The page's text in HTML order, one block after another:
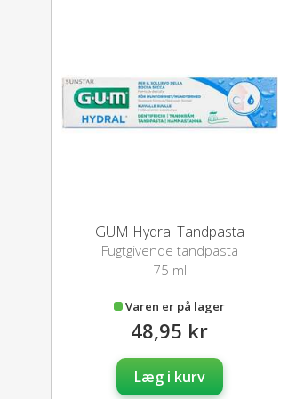
GUM Hydral Tandpasta
Fugtgivende tandpasta
75 ml
Varen er på lager
48,95 kr
Læg i kurv